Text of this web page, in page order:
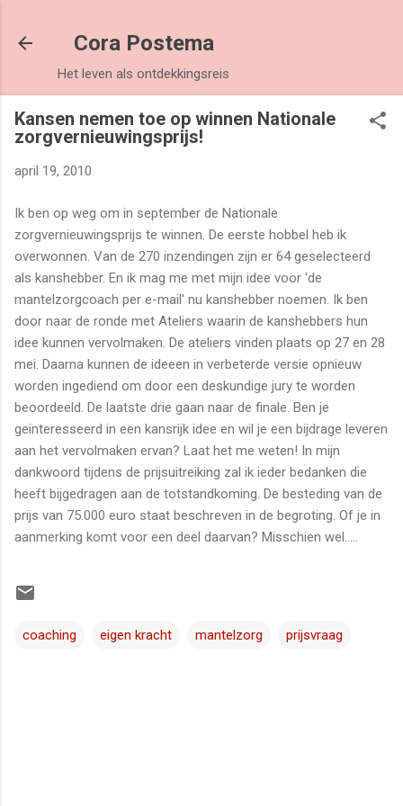
Cora Postema
Het leven als ontdekkingsreis
Kansen nemen toe op winnen Nationale
zorgvernieuwingsprijs!
april 19, 2010
Ik ben op weg om in september de Nationale
zorgvernieuwingsprijs te winnen. De eerste hobbel heb ik
overwonnen. Van de 270 inzendingen zijn er 64 geselecteerd
als kanshebber. En ik mag me met mijn idee voor 'de
mantelzorgcoach per e-mail' nu kanshebber noemen. Ik ben
door naar de ronde met Ateliers waarin de kanshebbers hun
idee kunnen vervolmaken. De ateliers vinden plaats op 27 en 28
mei. Daarna kunnen de ideeen in verbeterde versie opnieuw
worden ingediend om door een deskundige jury te worden
beoordeeld. De laatste drie gaan naar de finale. Ben je
geinteresseerd in een kansrijk idee en wil je een bijdrage leveren
aan het vervolmaken ervan? Laat het me weten! In mijn
dankwoord tijdens de prijsuitreiking zal ik ieder bedanken die
heeft bijgedragen aan de totstandkoming. De besteding van de
prijs van 75.000 euro staat beschreven in de begroting. Of je in
aanmerking komt voor een deel daarvan? Misschien wel.....
coaching eigen kracht mantelzorg prijsvraag